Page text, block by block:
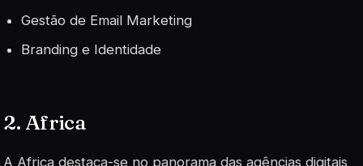
Gestão de Email Marketing
Branding e Identidade
2. Africa
A Africa destaca-se no panorama das agências digitais